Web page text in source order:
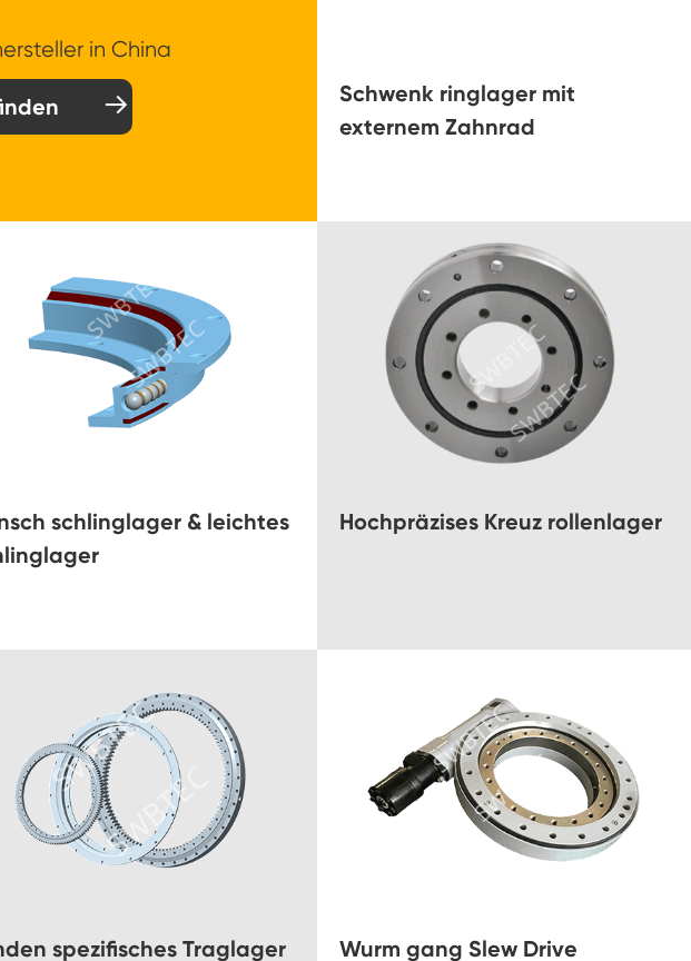
in China

Schwenk ringlager mit
externem Zahnrad
schlinglager & leichtes
Hochpräzises Kreuz rollenlager
spezifisches Traglager Wurm gang Slew Drive